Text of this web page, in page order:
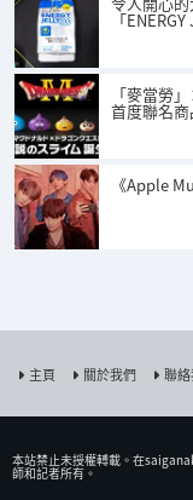
「
「麥當勞
首度聯名
《Apple
主頁 關於我們 聯
本站禁止未授權𨍭載。在
師和記者所有。